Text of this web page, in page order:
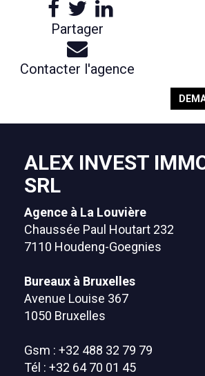
Partager
Contacter l'agence
ALEX INVEST
SRL
Agence à La Louvière
Chaussée Paul Houtart 232
7110 Houdeng-Goegnies
Bureaux à Bruxelles
Avenue Louise 367
1050 Bruxelles
Gsm : +32 488 32 79 79
Tél : +32 64 70 01 45